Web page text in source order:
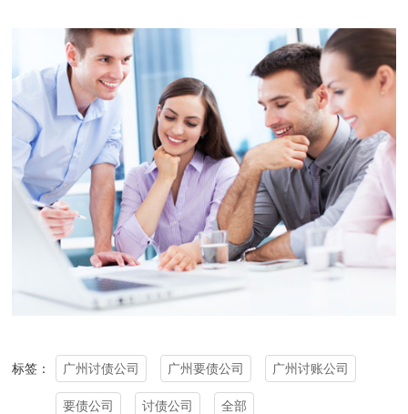
标签： 广州讨债公司 广州要债公司 广州讨账公司
要债公司 讨债公司 全部